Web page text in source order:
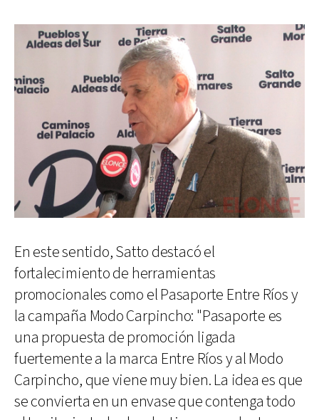
En este sentido, Satto destacó el
fortalecimiento de herramientas
promocionales como el Pasaporte Entre Ríos y
la campaña Modo Carpincho: "Pasaporte es
una propuesta de promoción ligada
fuertemente a la marca Entre Ríos y al Modo
Carpincho, que viene muy bien. La idea es que
se convierta en un envase que contenga todo